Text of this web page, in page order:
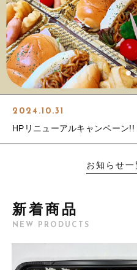
2024.10.31
HPリニューアルキャンペーン!!
お知らせ一
新着商品
NEW PRODUCTS
すべての商品
ランチBOXタイプ☆人
プレートタイプ
わっぱシリーズ
☆季節味わう☆四季弁
☆こだわり弁当☆
洋食エリーゼ×LUNCH
日替り弁当タイプ
パン各種
プレー
わっぱ
☆季節味わ
幕ノ内弁当タ
おに
価格帯
その他
在庫あり
並び順